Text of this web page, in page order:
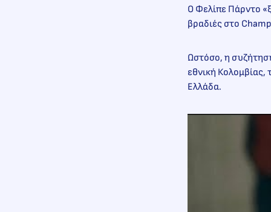
Ο Φελίπε Πάρντο
βραδιές στο
Ωστόσο, η
εθνική Κολομβίας,
Ελλάδα.